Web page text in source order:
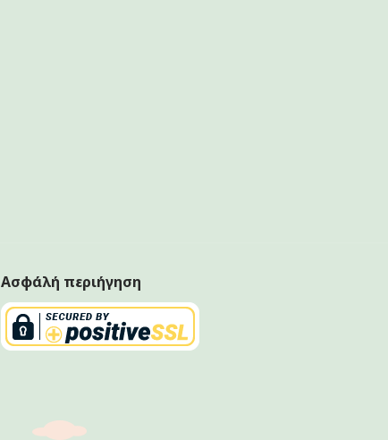
Ασφάλή περιήγηση